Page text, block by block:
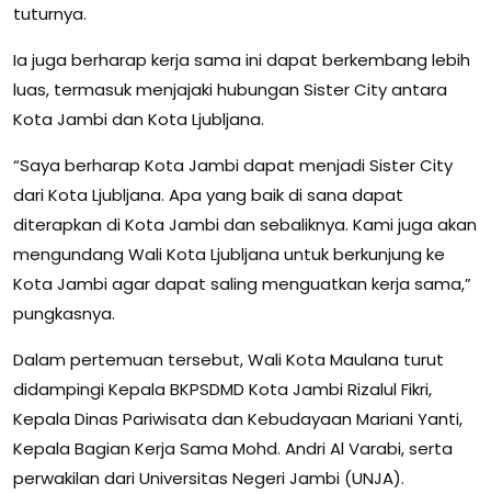
tuturnya.
Ia juga berharap kerja sama ini dapat berkembang lebih
luas, termasuk menjajaki hubungan Sister City antara
Kota Jambi dan Kota Ljubljana.
“Saya berharap Kota Jambi dapat menjadi Sister City
dari Kota Ljubljana. Apa yang baik di sana dapat
diterapkan di Kota Jambi dan sebaliknya. Kami juga akan
mengundang Wali Kota Ljubljana untuk berkunjung ke
Kota Jambi agar dapat saling menguatkan kerja sama,”
pungkasnya.
Dalam pertemuan tersebut, Wali Kota Maulana turut
didampingi Kepala BKPSDMD Kota Jambi Rizalul Fikri,
Kepala Dinas Pariwisata dan Kebudayaan Mariani Yanti,
Kepala Bagian Kerja Sama Mohd. Andri Al Varabi, serta
perwakilan dari Universitas Negeri Jambi (UNJA).